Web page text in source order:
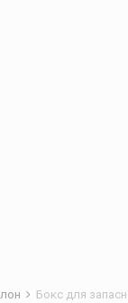
Бокс для